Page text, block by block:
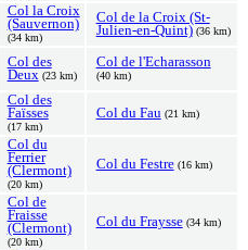
Col la Croix
(Sauvernon)
(34 km)
Col de la Croix (St-
Julien-en-Quint) (36 km)
Col des
Deux (23 km)
Col de l'Echarasson
(40 km)
Col des
Faïsses
(17 km)
Col du Fau (21 km)
Col du
Ferrier
(Clermont)
(20 km)
Col du Festre (16 km)
Col de
Fraisse
(Clermont)
(20 km)
Col du Fraysse (34 km)